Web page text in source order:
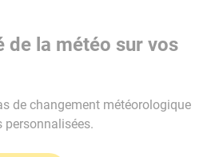
de la météo sur vos
de changement météorologique